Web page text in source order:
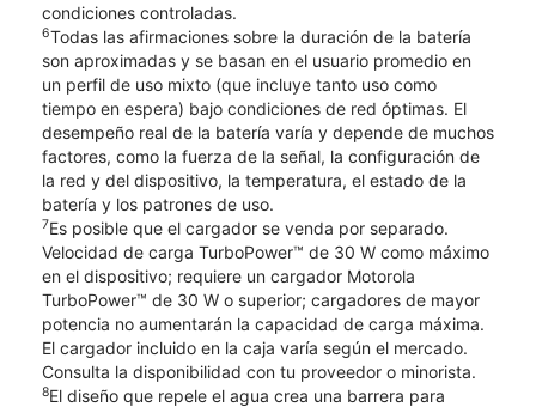
condiciones controladas.
6Todas las afirmaciones sobre la duración de la batería
son aproximadas y se basan en el usuario promedio en
un perfil de uso mixto (que incluye tanto uso como
tiempo en espera) bajo condiciones de red óptimas. El
desempeño real de la batería varía y depende de muchos
factores, como la fuerza de la señal, la configuración de
la red y del dispositivo, la temperatura, el estado de la
batería y los patrones de uso.
7Es posible que el cargador se venda por separado.
Velocidad de carga TurboPower™ de 30 W como máximo
en el dispositivo; requiere un cargador Motorola
TurboPower™ de 30 W o superior; cargadores de mayor
potencia no aumentarán la capacidad de carga máxima.
El cargador incluido en la caja varía según el mercado.
Consulta la disponibilidad con tu proveedor o minorista.
8El diseño que repele el agua crea una barrera para